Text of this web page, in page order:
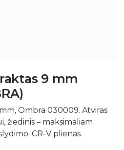
9 mm
Ombra 030009. Atviras
žiedinis – maksimaliam
CR-V plienas.